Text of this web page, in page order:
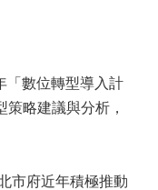
數位轉型導入計
略建議與分析，
市府近年積極推動